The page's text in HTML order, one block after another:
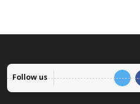
Follow us